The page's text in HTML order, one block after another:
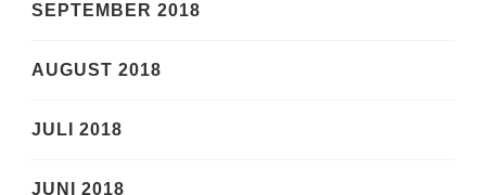
SEPTEMBER 2018
AUGUST 2018
JULI 2018
JUNI 2018